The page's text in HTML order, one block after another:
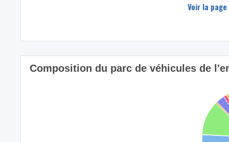
Voir la
Composition du parc de véhicules de